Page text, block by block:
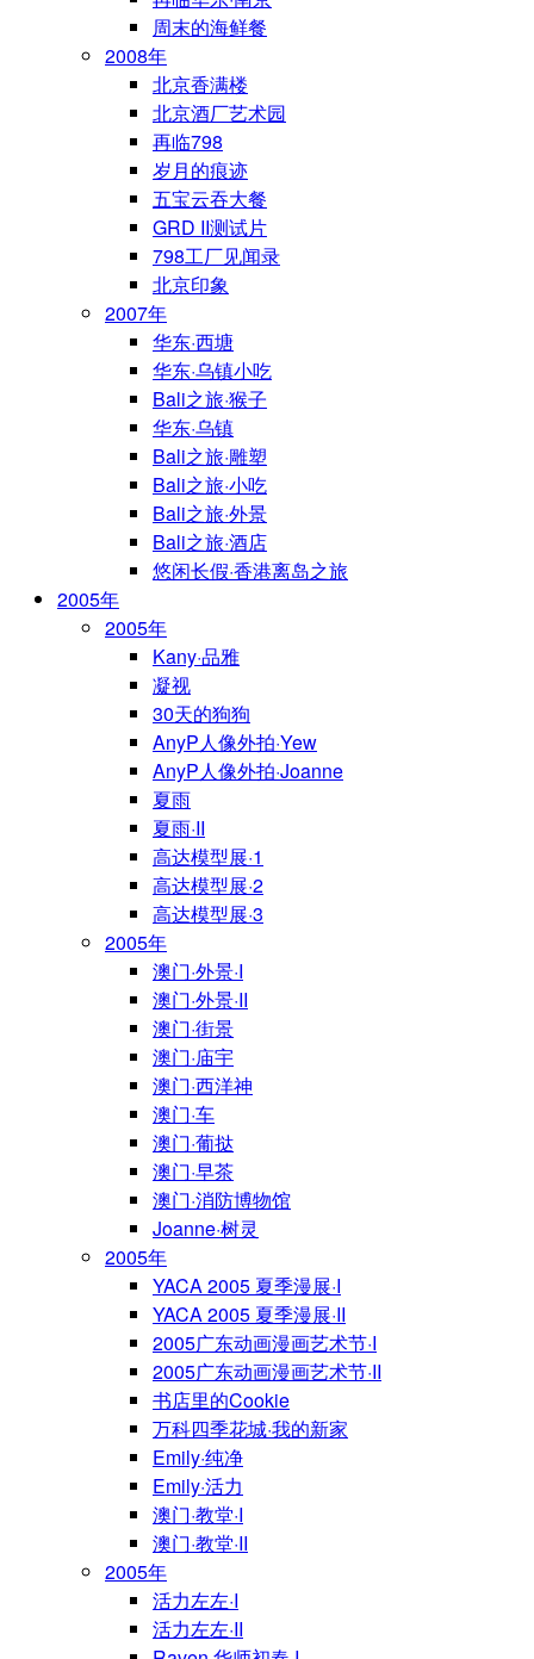
周末的海鲜餐
2008年
北京香满楼
北京酒厂艺术园
再临798
岁月的痕迹
五宝云吞大餐
GRD II测试片
798工厂见闻录
北京印象
2007年
华东·西塘
华东·乌镇小吃
Bali之旅·猴子
华东·乌镇
Bali之旅·雕塑
Bali之旅·小吃
Bali之旅·外景
Bali之旅·酒店
悠闲长假·香港离岛之旅
2005年
2005年
Kany·品雅
凝视
30天的狗狗
AnyP人像外拍·Yew
AnyP人像外拍·Joanne
夏雨
夏雨·II
高达模型展·1
高达模型展·2
高达模型展·3
2005年
澳门·外景·I
澳门·外景·II
澳门·街景
澳门·庙宇
澳门·西洋神
澳门·车
澳门·葡挞
澳门·早茶
澳门·消防博物馆
Joanne·树灵
2005年
YACA 2005 夏季漫展·I
YACA 2005 夏季漫展·II
2005广东动画漫画艺术节·I
2005广东动画漫画艺术节·II
书店里的Cookie
万科四季花城·我的新家
Emily·纯净
Emily·活力
澳门·教堂·I
澳门·教堂·II
2005年
活力左左·I
活力左左·II